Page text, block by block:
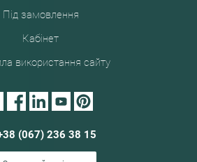
Під замовлення
Кабінет
використання сайту
(067) 236 38 15